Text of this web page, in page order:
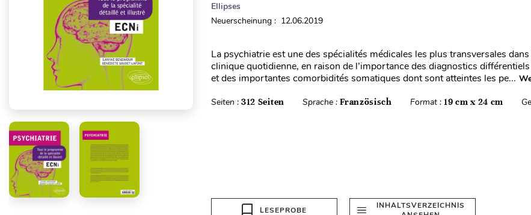
Ellipses
Neuerscheinung : 12.06.2019
La psychiatrie est une des spécialités médicales les plus transversales
clinique quotidienne, en raison de l’importance des diagnostics
et des importantes comorbidités somatiques dont sont atteintes les pe...
Seiten : 312 Seiten Sprache :Französisch Format :19 cm x 24 cm
LESEPROBE
INHALTSVERZEICHNIS